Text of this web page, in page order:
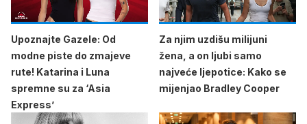
Upoznajte Gazele: Od
modne piste do zmajeve
rute! Katarina i Luna
spremne su za ‘Asia
Express’
Za njim uzdišu milijuni
žena, a on ljubi samo
najveće ljepotice: Kako se
mijenjao Bradley Cooper